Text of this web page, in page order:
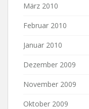
März 2010
Februar 2010
Januar 2010
Dezember 2009
November 2009
Oktober 2009